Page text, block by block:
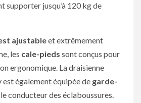
supporter jusqu’à 120 kg de
ajustableet extrêmement
les cale-pieds sont conçus pour
ergonomique. La draisienne
également équipée de garde-
conducteur des éclaboussures.